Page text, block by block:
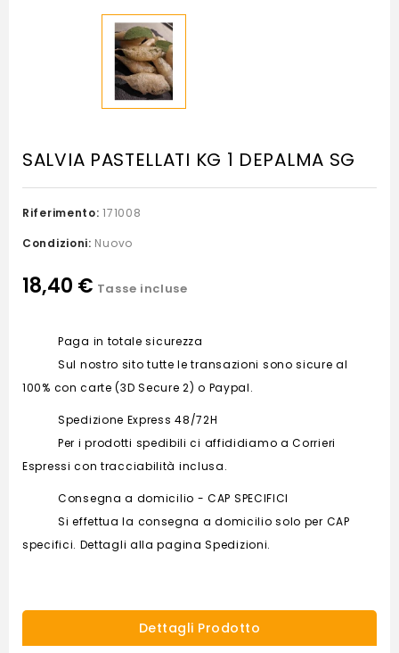
SALVIA PASTELLATI KG 1 DEPALMA SG
Riferimento: 171008
Condizioni: Nuovo
18,40 € Tasse incluse
Paga in totale sicurezza
Sul nostro sito tutte le transazioni sono sicure al
100% con carte (3D Secure 2) o Paypal.
Spedizione Express 48/72H
Per i prodotti spedibili ci affididiamo a Corrieri
Espressi con tracciabilità inclusa.
Consegna a domicilio - CAP SPECIFICI
Si effettua la consegna a domicilio solo per CAP
specifici. Dettagli alla pagina Spedizioni.
Dettagli Prodotto